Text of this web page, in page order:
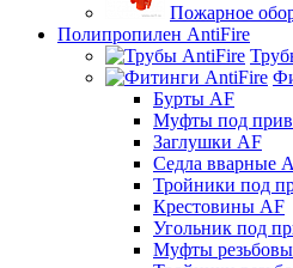
Пожарное
Полипропилен AntiFire
Бурты AF
Муфты под
Заглушки AF
Седла вварные
Тройники под
Крестовины AF
Угольник под
Муфты